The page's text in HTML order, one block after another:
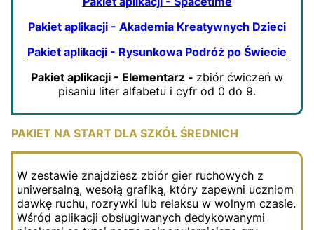
Pakiet aplikacji - Akademia Kreatywnych Dzieci
Pakiet aplikacji - Rysunkowa Podróż po Świecie
Pakiet aplikacji - Elementarz - zbiór ćwiczeń w
pisaniu liter alfabetu i cyfr od 0 do 9.
PAKIET NA START DLA SZKÓŁ ŚREDNICH
W zestawie znajdziesz zbiór gier ruchowych z
uniwersalną, wesołą grafiką, który zapewni uczniom
dawkę ruchu, rozrywki lub relaksu w wolnym czasie.
Wśród aplikacji obsługiwanych dedykowanymi